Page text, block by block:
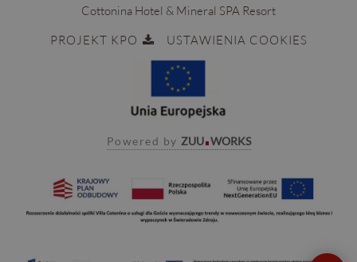
Cottonina Hotel & Mineral SPA Resort
PROJEKT KPO
USTAWIENIA COOKIES
Powered by ZUU WORKS